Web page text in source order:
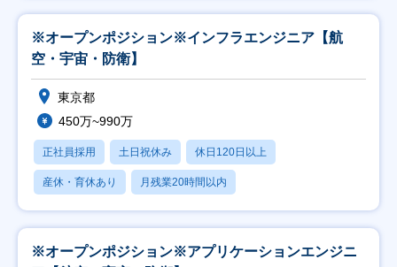
※オープンポジション※インフラエンジニア【航
空・宇宙・防衛】
東京都
450万~990万
正社員採用 土日祝休み 休日120日以上
産休・育休あり 月残業20時間以内
※オープンポジション※アプリケーションエンジニ